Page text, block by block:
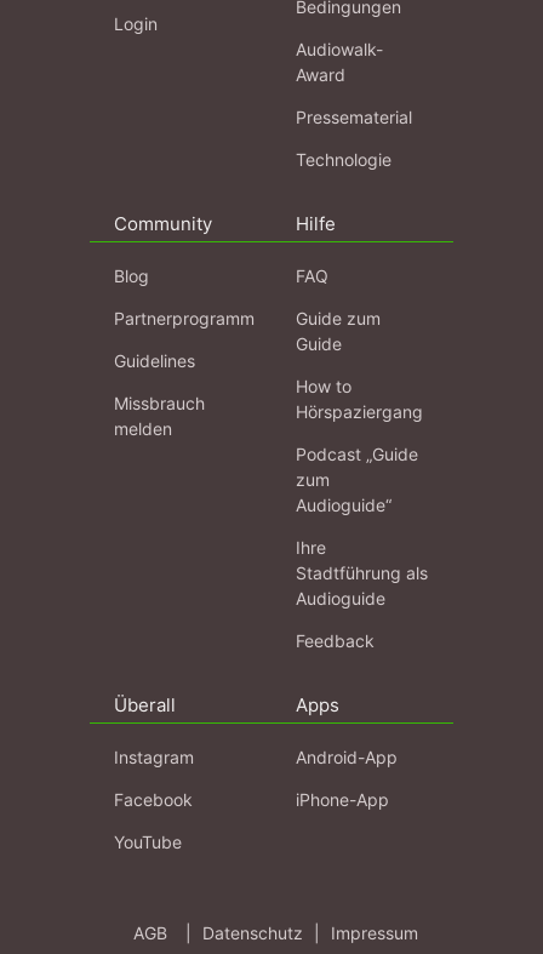
Login
Bedingungen
Audiowalk-
Award
Pressematerial
Technologie
Community
Blog
Partnerprogramm
Guidelines
Missbrauch
melden
Hilfe
FAQ
Guide zum
Guide
How to
Hörspaziergang
Podcast „Guide
zum
Audioguide“
Ihre
Stadtführung als
Audioguide
Feedback
Überall
Instagram
Facebook
YouTube
Apps
Android-App
iPhone-App
AGB Datenschutz Impressum